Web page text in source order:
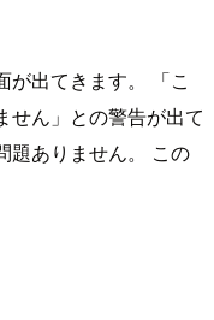
が出てきます。 「こ
せん」との警告が出て
題ありません。 この